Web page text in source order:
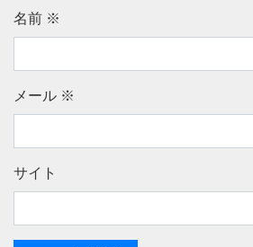
名前 ※
メール ※
サイト